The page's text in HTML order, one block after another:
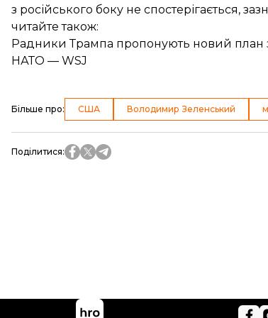
з російського боку не спостерігається,
читайте також:
Радники Трампа пропонують новий план
НАТО — WSJ
Більше про: США Володимир Зеленський
Поділитися: